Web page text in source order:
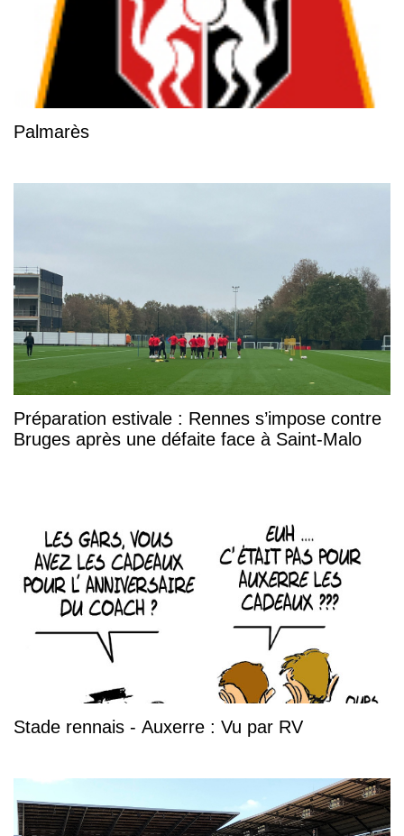
Palmarès
Préparation estivale : Rennes s’impose contre
Bruges après une défaite face à Saint-Malo
Stade rennais - Auxerre : Vu par RV